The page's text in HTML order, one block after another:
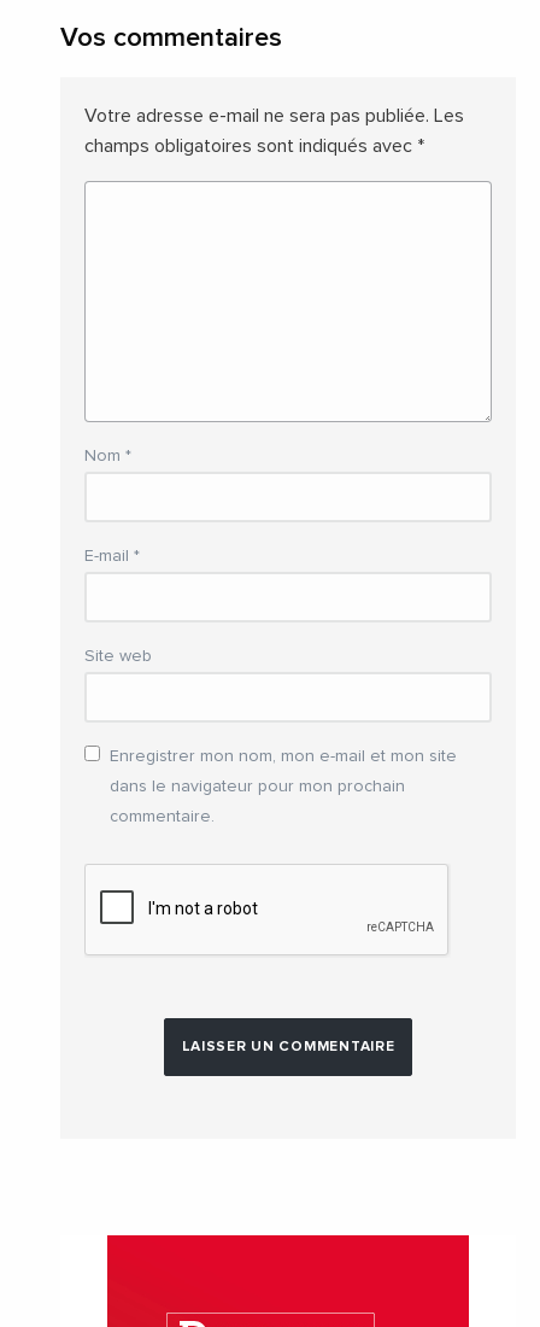
Vos commentaires
Votre adresse e-mail ne sera pas publiée. Les
champs obligatoires sont indiqués avec *
Nom *
E-mail *
Site web
Enregistrer mon nom, mon e-mail et mon site
dans le navigateur pour mon prochain
commentaire.